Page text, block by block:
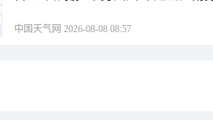
中国天气网 2026-08-08 08:57